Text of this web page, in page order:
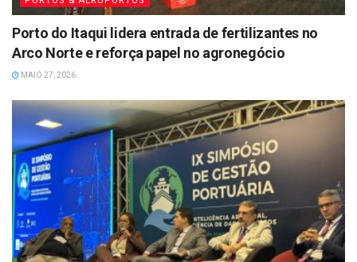
Porto do Itaqui lidera entrada de fertilizantes no
Arco Norte e reforça papel no agronegócio
MAIO 27, 2026